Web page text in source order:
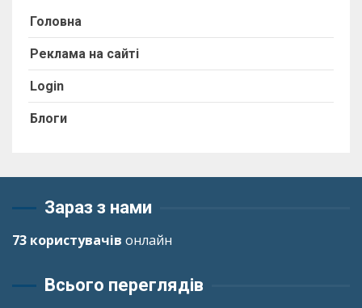
Головна
Реклама на сайті
Login
Блоги
Зараз з нами
73 користувачів онлайн
Всього переглядів